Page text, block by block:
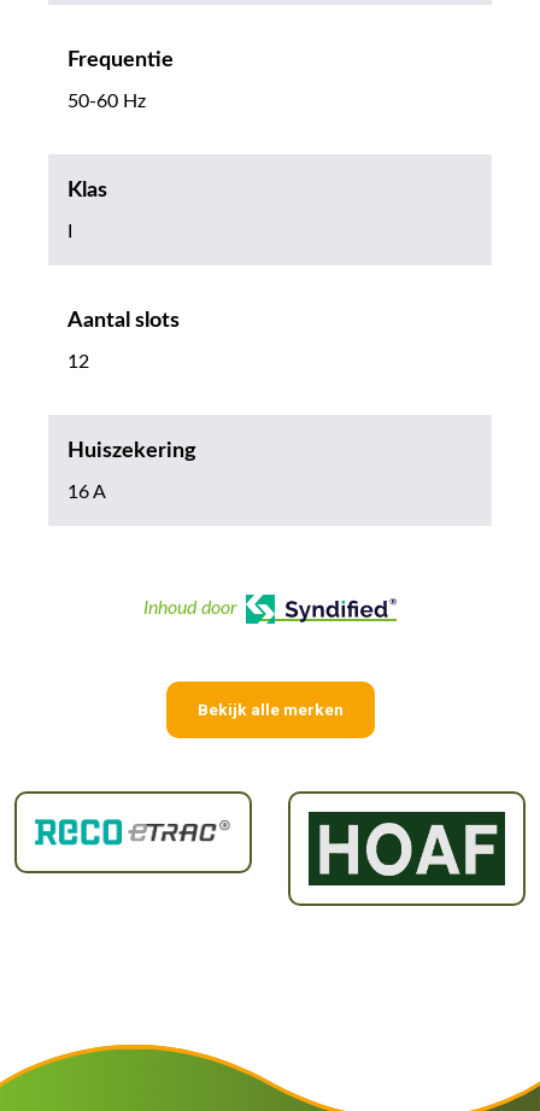
Frequentie
50-60 Hz
Klas
Aantal slots
12
Huiszekering
16 A
Inhoud door
Bekijk alle merken